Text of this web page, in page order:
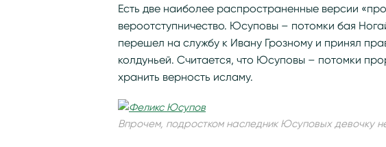
Есть две наиболее распространенные версии
вероотступничество. Юсуповы – потомки бая
перешел на службу к Ивану Грозному и принял
колдуньей. Считается, что Юсуповы – потомки
хранить верность исламу.
Впрочем, подростком наследник Юсуповых девочку